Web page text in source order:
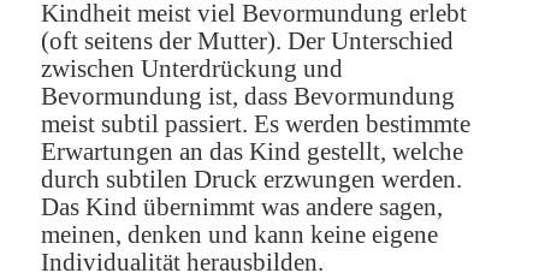
Kindheit meist viel Bevormundung erlebt
(oft seitens der Mutter). Der Unterschied
zwischen Unterdrückung und
Bevormundung ist, dass Bevormundung
meist subtil passiert. Es werden bestimmte
Erwartungen an das Kind gestellt, welche
durch subtilen Druck erzwungen werden.
Das Kind übernimmt was andere sagen,
meinen, denken und kann keine eigene
Individualität herausbilden.